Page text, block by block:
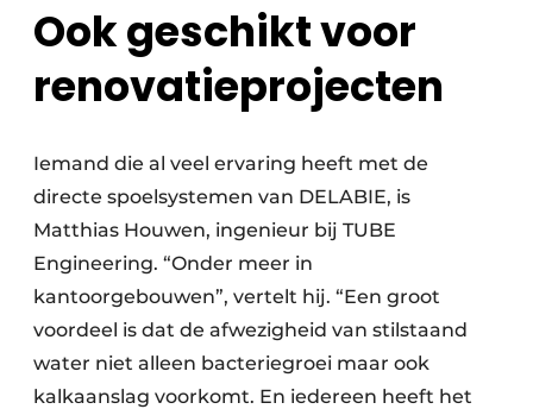
Ook geschikt voor
renovatieprojecten
Iemand die al veel ervaring heeft met de
directe spoelsystemen van DELABIE, is
Matthias Houwen, ingenieur bij TUBE
Engineering. “Onder meer in
kantoorgebouwen”, vertelt hij. “Een groot
voordeel is dat de afwezigheid van stilstaand
water niet alleen bacteriegroei maar ook
kalkaanslag voorkomt. En iedereen heeft het